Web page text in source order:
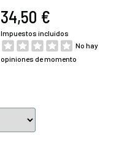
34,50 €
Impuestos incluidos
No hay
opiniones de momento